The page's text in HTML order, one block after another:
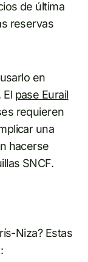
de última
reservas
en
El pase Eurail
requieren
una
hacerse
SNCF.
Niza? Estas